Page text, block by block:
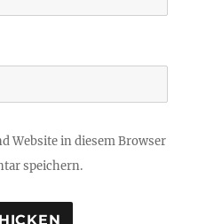
Website in diesem Browser
speichern.